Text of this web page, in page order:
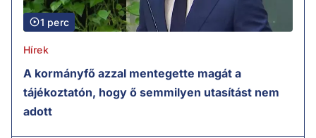
1 perc
Hírek
A kormányfő azzal mentegette magát a
tájékoztatón, hogy ő semmilyen utasítást nem
adott